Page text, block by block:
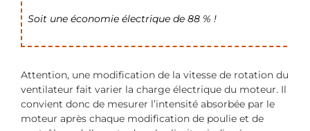
Soit une économie électrique de 88 % !
Attention, une modification de la vitesse de rotation du
ventilateur fait varier la charge électrique du moteur. Il
convient donc de mesurer l’intensité absorbée par le
moteur après chaque modification de poulie et de